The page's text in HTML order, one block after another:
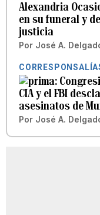
Alexandria
en su funeral y
justicia
Por José A.
CIA y el FBI
asesinatos de
Por José A.